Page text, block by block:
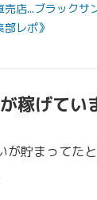
店...ブラック
レポ》
稼げてい
が貯まってた